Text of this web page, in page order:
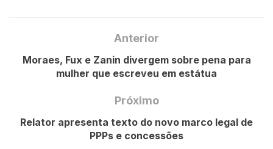
Anterior
Moraes, Fux e Zanin divergem sobre pena para
mulher que escreveu em estátua
Próximo
Relator apresenta texto do novo marco legal de
PPPs e concessões